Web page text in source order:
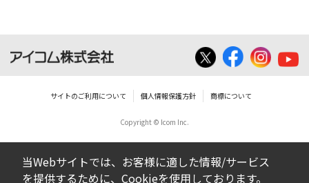
サイトのご利用について 個人情報保護方針 商標について
Copyright © Icom Inc.
当Webサイトでは、お客様に適した情報/サービス
を提供するために、Cookieを使用しております。